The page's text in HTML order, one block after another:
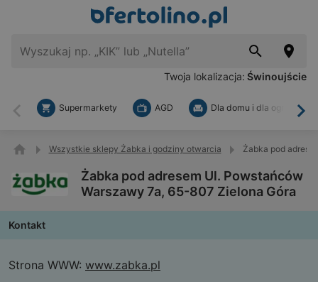
Twoja lokalizacja: Świnoujście
Wstecz
Supermarkety AGD Dla domu i dla ogrodu
Wszystkie sklepy Żabka i godziny otwarcia Żabka pod
Żabka pod adresem Ul. Powstańców
Warszawy 7a, 65-807 Zielona Góra
Kontakt
Strona WWW: www.zabka.pl